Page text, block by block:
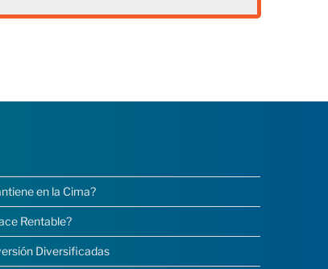
en la Cima?
Rentable?
Diversificadas